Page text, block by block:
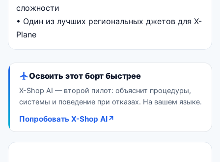
сложности
• Один из лучших региональных джетов для X-
Plane
Освоить этот борт быстрее
X-Shop AI — второй пилот: объяснит процедуры,
системы и поведение при отказах. На вашем языке.
Попробовать X-Shop AI↗